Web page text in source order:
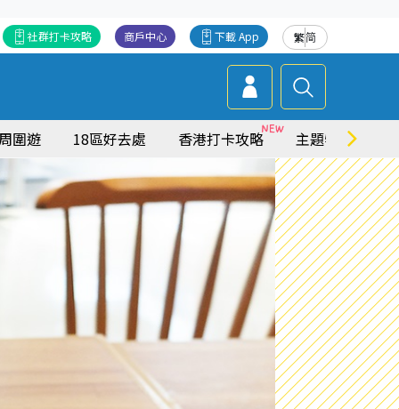
繁简
下載 App
商戶中心
社群打卡攻略
圍遊 18區好去處 香港打卡攻略 主題特集